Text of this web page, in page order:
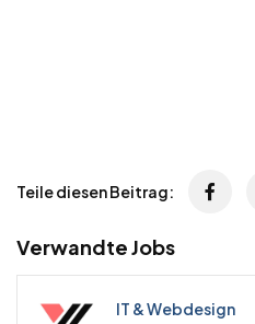
Teile diesen Beitrag:
Verwandte Jobs
IT & Webdesign